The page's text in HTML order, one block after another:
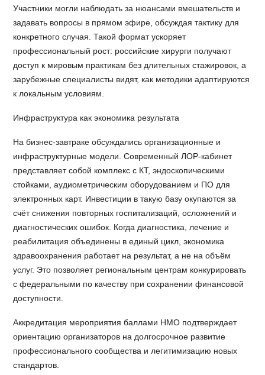
Участники могли наблюдать за нюансами вмешательств и
задавать вопросы в прямом эфире, обсуждая тактику для
конкретного случая. Такой формат ускоряет
профессиональный рост: российские хирурги получают
доступ к мировым практикам без длительных стажировок, а
зарубежные специалисты видят, как методики адаптируются
к локальным условиям.
Инфраструктура как экономика результата
На бизнес-завтраке обсуждались организационные и
инфраструктурные модели. Современный ЛОР-кабинет
представляет собой комплекс с КТ, эндоскопическими
стойками, аудиометрическим оборудованием и ПО для
электронных карт. Инвестиции в такую базу окупаются за
счёт снижения повторных госпитализаций, осложнений и
диагностических ошибок. Когда диагностика, лечение и
реабилитация объединены в единый цикл, экономика
здравоохранения работает на результат, а не на объём
услуг. Это позволяет региональным центрам конкурировать
с федеральными по качеству при сохранении финансовой
доступности.
Аккредитация мероприятия баллами НМО подтверждает
ориентацию организаторов на долгосрочное развитие
профессионального сообщества и легитимизацию новых
стандартов.